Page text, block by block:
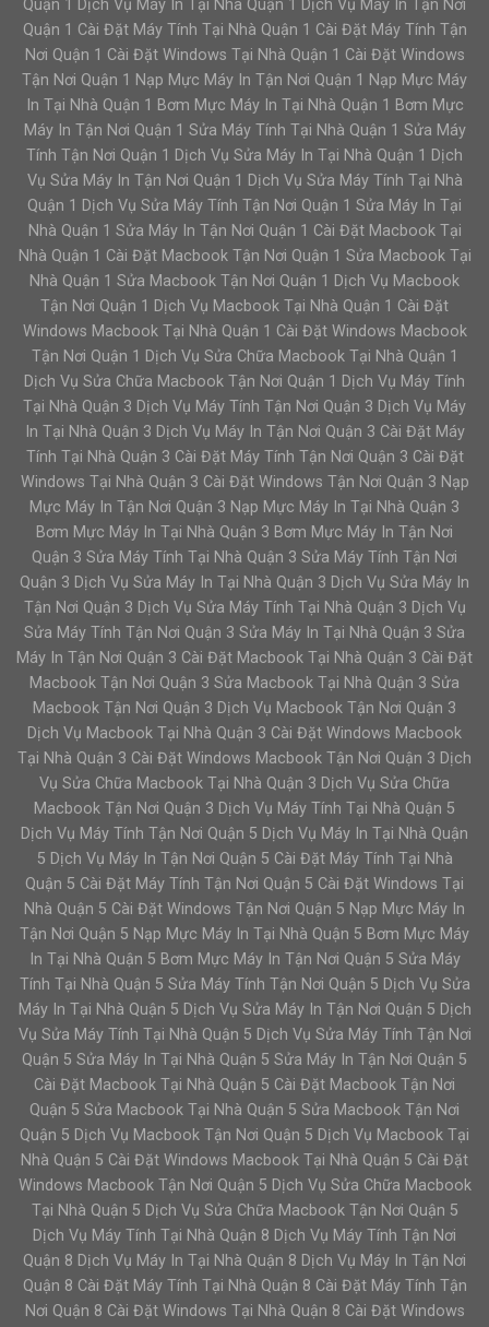
Quận 1 Dịch Vụ Máy In Tại Nhà Quận 1 Dịch Vụ Máy In Tận Nơi
Quận 1 Cài Đặt Máy Tính Tại Nhà Quận 1 Cài Đặt Máy Tính Tận
Nơi Quận 1 Cài Đặt Windows Tại Nhà Quận 1 Cài Đặt Windows
Tận Nơi Quận 1 Nạp Mực Máy In Tận Nơi Quận 1 Nạp Mực Máy
In Tại Nhà Quận 1 Bơm Mực Máy In Tại Nhà Quận 1 Bơm Mực
Máy In Tận Nơi Quận 1 Sửa Máy Tính Tại Nhà Quận 1 Sửa Máy
Tính Tận Nơi Quận 1 Dịch Vụ Sửa Máy In Tại Nhà Quận 1 Dịch
Vụ Sửa Máy In Tận Nơi Quận 1 Dịch Vụ Sửa Máy Tính Tại Nhà
Quận 1 Dịch Vụ Sửa Máy Tính Tận Nơi Quận 1 Sửa Máy In Tại
Nhà Quận 1 Sửa Máy In Tận Nơi Quận 1 Cài Đặt Macbook Tại
Nhà Quận 1 Cài Đặt Macbook Tận Nơi Quận 1 Sửa Macbook Tại
Nhà Quận 1 Sửa Macbook Tận Nơi Quận 1 Dịch Vụ Macbook
Tận Nơi Quận 1 Dịch Vụ Macbook Tại Nhà Quận 1 Cài Đặt
Windows Macbook Tại Nhà Quận 1 Cài Đặt Windows Macbook
Tận Nơi Quận 1 Dịch Vụ Sửa Chữa Macbook Tại Nhà Quận 1
Dịch Vụ Sửa Chữa Macbook Tận Nơi Quận 1 Dịch Vụ Máy Tính
Tại Nhà Quận 3 Dịch Vụ Máy Tính Tận Nơi Quận 3 Dịch Vụ Máy
In Tại Nhà Quận 3 Dịch Vụ Máy In Tận Nơi Quận 3 Cài Đặt Máy
Tính Tại Nhà Quận 3 Cài Đặt Máy Tính Tận Nơi Quận 3 Cài Đặt
Windows Tại Nhà Quận 3 Cài Đặt Windows Tận Nơi Quận 3 Nạp
Mực Máy In Tận Nơi Quận 3 Nạp Mực Máy In Tại Nhà Quận 3
Bơm Mực Máy In Tại Nhà Quận 3 Bơm Mực Máy In Tận Nơi
Quận 3 Sửa Máy Tính Tại Nhà Quận 3 Sửa Máy Tính Tận Nơi
Quận 3 Dịch Vụ Sửa Máy In Tại Nhà Quận 3 Dịch Vụ Sửa Máy In
Tận Nơi Quận 3 Dịch Vụ Sửa Máy Tính Tại Nhà Quận 3 Dịch Vụ
Sửa Máy Tính Tận Nơi Quận 3 Sửa Máy In Tại Nhà Quận 3 Sửa
Máy In Tận Nơi Quận 3 Cài Đặt Macbook Tại Nhà Quận 3 Cài Đặt
Macbook Tận Nơi Quận 3 Sửa Macbook Tại Nhà Quận 3 Sửa
Macbook Tận Nơi Quận 3 Dịch Vụ Macbook Tận Nơi Quận 3
Dịch Vụ Macbook Tại Nhà Quận 3 Cài Đặt Windows Macbook
Tại Nhà Quận 3 Cài Đặt Windows Macbook Tận Nơi Quận 3 Dịch
Vụ Sửa Chữa Macbook Tại Nhà Quận 3 Dịch Vụ Sửa Chữa
Macbook Tận Nơi Quận 3 Dịch Vụ Máy Tính Tại Nhà Quận 5
Dịch Vụ Máy Tính Tận Nơi Quận 5 Dịch Vụ Máy In Tại Nhà Quận
5 Dịch Vụ Máy In Tận Nơi Quận 5 Cài Đặt Máy Tính Tại Nhà
Quận 5 Cài Đặt Máy Tính Tận Nơi Quận 5 Cài Đặt Windows Tại
Nhà Quận 5 Cài Đặt Windows Tận Nơi Quận 5 Nạp Mực Máy In
Tận Nơi Quận 5 Nạp Mực Máy In Tại Nhà Quận 5 Bơm Mực Máy
In Tại Nhà Quận 5 Bơm Mực Máy In Tận Nơi Quận 5 Sửa Máy
Tính Tại Nhà Quận 5 Sửa Máy Tính Tận Nơi Quận 5 Dịch Vụ Sửa
Máy In Tại Nhà Quận 5 Dịch Vụ Sửa Máy In Tận Nơi Quận 5 Dịch
Vụ Sửa Máy Tính Tại Nhà Quận 5 Dịch Vụ Sửa Máy Tính Tận Nơi
Quận 5 Sửa Máy In Tại Nhà Quận 5 Sửa Máy In Tận Nơi Quận 5
Cài Đặt Macbook Tại Nhà Quận 5 Cài Đặt Macbook Tận Nơi
Quận 5 Sửa Macbook Tại Nhà Quận 5 Sửa Macbook Tận Nơi
Quận 5 Dịch Vụ Macbook Tận Nơi Quận 5 Dịch Vụ Macbook Tại
Nhà Quận 5 Cài Đặt Windows Macbook Tại Nhà Quận 5 Cài Đặt
Windows Macbook Tận Nơi Quận 5 Dịch Vụ Sửa Chữa Macbook
Tại Nhà Quận 5 Dịch Vụ Sửa Chữa Macbook Tận Nơi Quận 5
Dịch Vụ Máy Tính Tại Nhà Quận 8 Dịch Vụ Máy Tính Tận Nơi
Quận 8 Dịch Vụ Máy In Tại Nhà Quận 8 Dịch Vụ Máy In Tận Nơi
Quận 8 Cài Đặt Máy Tính Tại Nhà Quận 8 Cài Đặt Máy Tính Tận
Nơi Quận 8 Cài Đặt Windows Tại Nhà Quận 8 Cài Đặt Windows